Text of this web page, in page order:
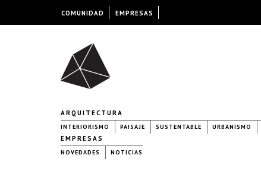
ARQUITECTURA
INTERIORISMO PAISAJE SUSTENTABLE URBANISMO
EMPRESAS
NOVEDADES NOTICIAS
COMUNIDAD EMPRESAS